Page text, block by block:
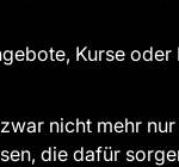
Kurse oder
nicht mehr
die dafür